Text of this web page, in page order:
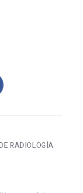
RADIOLOGÍA